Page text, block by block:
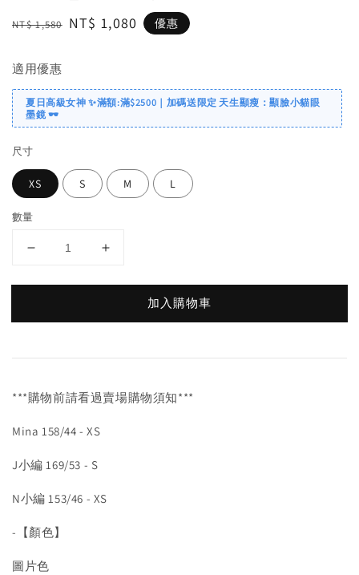
Regular
NT$ 1,580 Sale
NT$ 1,080 優惠
適用優惠
夏日高級女神 ✨滿額:滿$2500｜加碼送限定 天生顯瘦：顯臉小貓眼
墨鏡 🕶️
尺寸
XS S M L
數量
加入購物車
***購物前請看過賣場購物須知***
Mina 158/44 - XS
J小編 169/53 - S
N小編 153/46 - XS
-【顏色】
圖片色